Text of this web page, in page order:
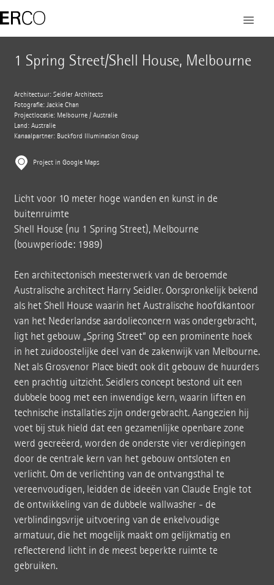
1 Spring Street/Shell House, Melbourne
Architectuur: Seidler Architects
Fotografie: Jackie Chan
Projectlocatie: Melbourne / Australië
Land: Australië
Kanaalpartner: Buckford Illumination Group
Project in Google Maps
Licht voor 10 meter hoge wanden en kunst in de
buitenruimte
Shell House (nu 1 Spring Street), Melbourne
(bouwperiode: 1989)
Een architectonisch meesterwerk van de beroemde
Australische architect Harry Seidler. Oorspronkelijk bekend
als het Shell House waarin het Australische hoofdkantoor
van het Nederlandse aardolieconcern was ondergebracht,
ligt het gebouw „Spring Street“ op een prominente hoek
in het zuidoostelijke deel van de zakenwijk van Melbourne.
Net als Grosvenor Place biedt ook dit gebouw de huurders
een prachtig uitzicht. Seidlers concept bestond uit een
dubbele boog met een inwendige kern, waarin liften en
technische installaties zijn ondergebracht. Aangezien hij
voet bij stuk hield dat een gezamenlijke openbare zone
werd gecreëerd, worden de onderste vier verdiepingen
door de centrale kern van het gebouw ontsloten en
verlicht. Om de verlichting van de ontvangsthal te
vereenvoudigen, leidden de ideeën van Claude Engle tot
de ontwikkeling van de dubbele wallwasher - de
verblindingsvrije uitvoering van de enkelvoudige
armatuur, die het mogelijk maakt om gelijkmatig en
reflecterend licht in de meest beperkte ruimte te
gebruiken.